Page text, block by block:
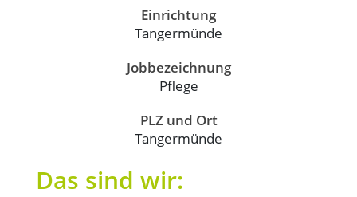
Einrichtung
Tangermünde
Jobbezeichnung
Pflege
PLZ und Ort
Tangermünde
Das sind wir: